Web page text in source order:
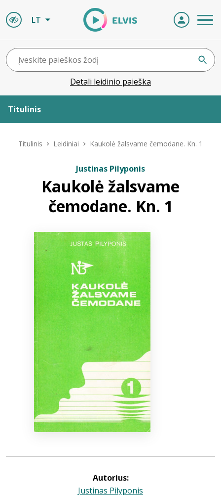
LT
Detali leidinio paieška
Titulinis
ELVIS atvyksta
Bibliotekoms
Titulinis Leidiniai Kaukolė žalsvame čemodane. Kn. 1
Justinas Pilyponis
Kaukolė žalsvame
čemodane. Kn. 1
Autorius:
Justinas Pilyponis